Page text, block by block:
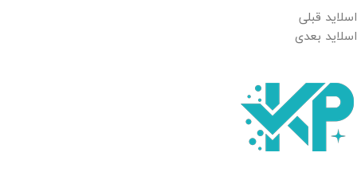
اسلاید قبلی
اسلاید بعدی